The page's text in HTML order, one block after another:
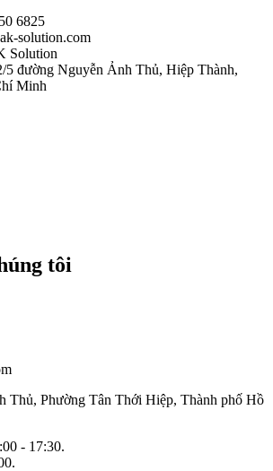
6825
solution.com
Solution
5 đường Nguyễn Ảnh Thủ, Hiệp Thành,
Minh
tôi
Thủ, Phường Tân Thới Hiệp, Thành phố Hồ
- 17:30.